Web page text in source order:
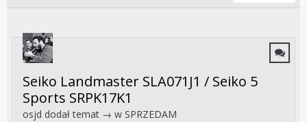
Seiko Landmaster SLA071J1 / Seiko 5
Sports SRPK17K1
osjd dodał temat → w SPRZEDAM